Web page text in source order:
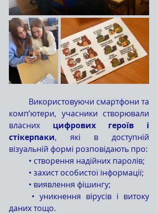
комп’ютери, учасники створювали
власних цифрових героїв і
стікерпаки, які в доступній
візуальній формі розповідають про:
	• створення надійних паролів;
	• захист особистої інформації;
	• виявлення фішингу;
даних тощо.